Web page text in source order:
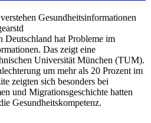
Gesundheitsinformationen
Deutschland hat Probleme im
Das zeigt eine
Universität München (TUM).
um mehr als 20 Prozent im
zeigten sich besonders bei
und Migrationsgeschichte hatten
Gesundheitskompetenz.